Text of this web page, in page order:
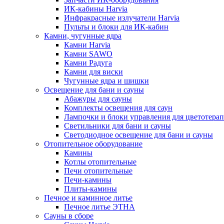
ИК-кабины Harvia
Инфракрасные излучатели Harvia
Пульты и блоки для ИК-кабин
Камни, чугунные ядра
Камни Harvia
Камни SAWO
Камни Радуга
Камни для виски
Чугунные ядра и шишки
Освещение для бани и сауны
Абажуры для сауны
Комплекты освещения для саун
Лампочки и блоки управления для
Светильники для бани и сауны
Светодиодное освещение для бани и сауны
Отопительное оборудование
Камины
Котлы отопительные
Печи отопительные
Печи-камины
Плиты-камины
Печное и каминное литье
Печное литье ЭТНА
Сауны в сборе